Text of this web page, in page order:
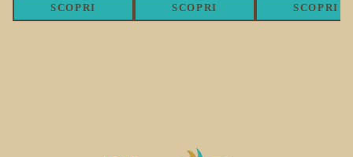
SCOPRI SCOPRI SCOPRI